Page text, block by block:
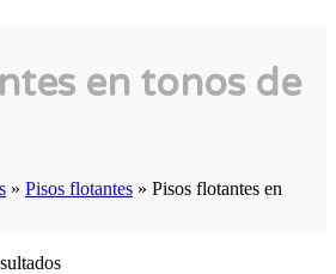
en tonos de
» Pisos flotantes » Pisos flotantes en